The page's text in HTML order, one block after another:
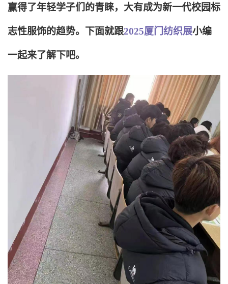
赢得了年轻学子们的青睐，大有成为新一代校园标
志性服饰的趋势。下面就跟2025厦门纺织展小编
一起来了解下吧。